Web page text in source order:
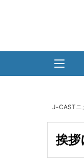
J-CASTニ
挨拶